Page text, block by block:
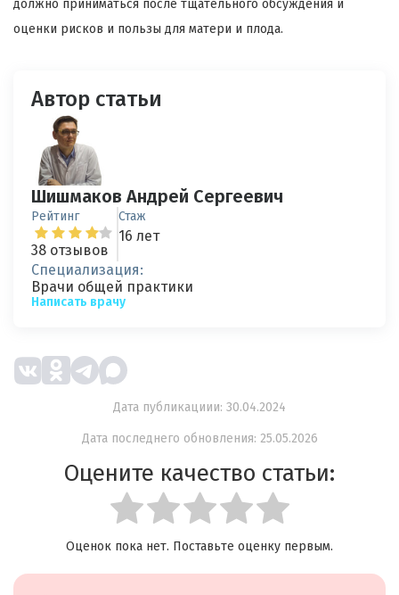
должно приниматься после тщательного обсуждения и
оценки рисков и пользы для матери и плода.
Автор статьи
Шишмаков Андрей Сергеевич
Рейтинг
38 отзывов
Стаж
16 лет
Специализация:
Врачи общей практики
Написать врачу
Дата публикациии: 30.04.2024
Дата последнего обновления: 25.05.2026
Оцените качество статьи:
Оценок пока нет. Поставьте оценку первым.